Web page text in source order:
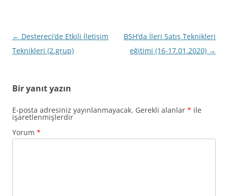
Yazı
dolaşımı
← Destereci’de Etkili İletişim
Teknikleri (2.grup)
BSH’da İleri Satış Teknikleri
eğitimi (16-17.01.2020) →
Bir yanıt yazın
E-posta adresiniz yayınlanmayacak. Gerekli alanlar * ile
işaretlenmişlerdir
Yorum *